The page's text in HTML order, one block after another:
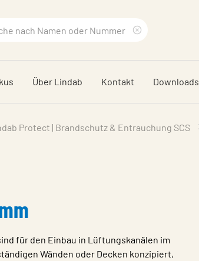
löschen
Über Lindab Kontakt Downloads
Protect | Brandschutz & Entrauchung SCS
für den Einbau in Lüftungskanälen im
Wänden oder Decken konzipiert,